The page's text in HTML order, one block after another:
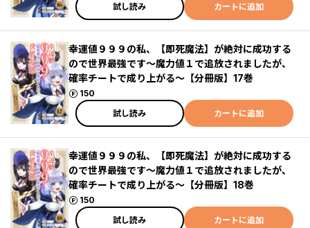
試し読み
カートに追加
幸運値９９９の私、【即死魔法】が絶対に成功する
ので世界最強です～魔力値１で追放されましたが、
確率チートで成り上がる～【分冊版】17巻
150
ポイント
試し読み
カートに追加
幸運値９９９の私、【即死魔法】が絶対に成功する
ので世界最強です～魔力値１で追放されましたが、
確率チートで成り上がる～【分冊版】18巻
150
ポイント
試し読み
カートに追加